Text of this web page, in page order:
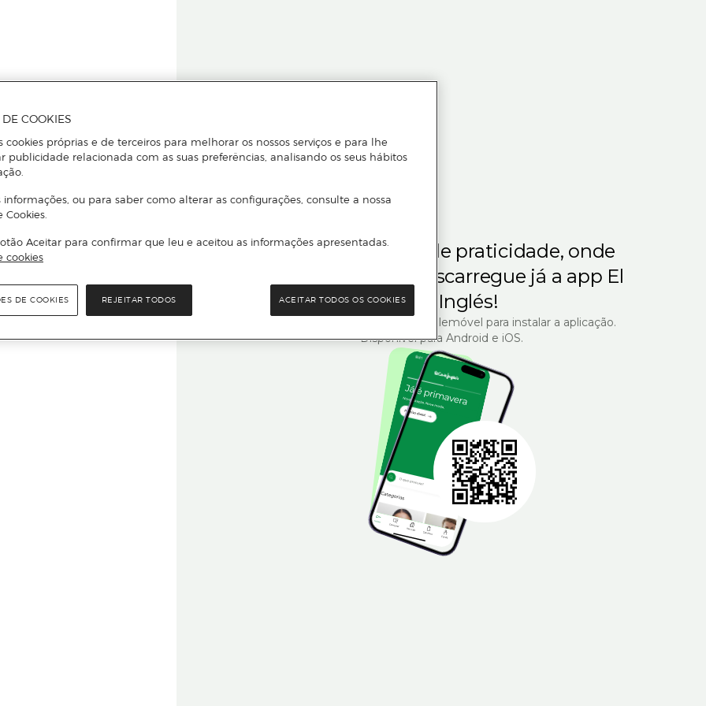
ou
El Corte Inglés.
Para quem gosta de praticidade, onde
Descarregue já a app El
Corte Inglés!
Leia o código QR com o seu telemóvel para instalar a aplicação.
Disponível para Android e iOS.
COOKIES
cookies próprias e de terceiros para melhorar os nossos serviços e para lhe
publicidade relacionada com as suas preferências, analisando os seus hábitos
informações, ou para saber como alterar as configurações, consulte a nossa
Cookies.
Aceitar para confirmar que leu e aceitou as informações apresentadas.
cookies
REJEITAR TODOS ACEITAR TODOS OS COOKIES
DE COOKIES